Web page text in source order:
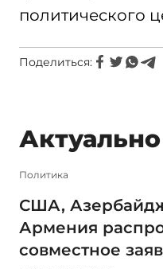
политического
Поделиться:
Актуально
Политика
США,
Армения
совместное